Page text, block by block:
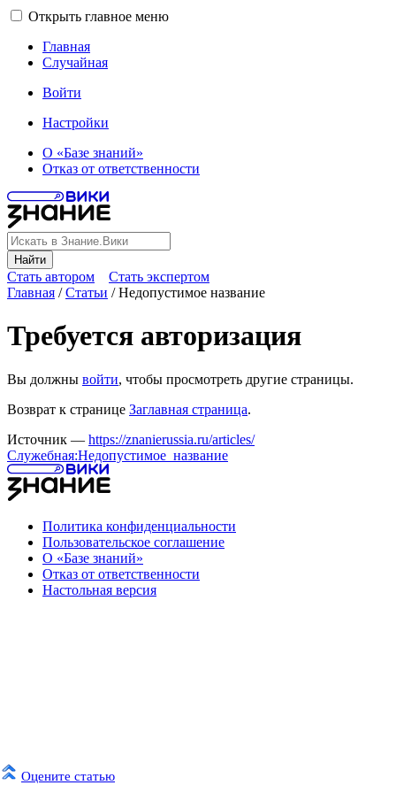
Открыть главное меню
Главная
Случайная
Войти
Настройки
О «Базе знаний»
Отказ от ответственности
Найти
Стать автором Стать экспертом
Оцените статью
Главная /Статьи /Недопустимое название
Требуется авторизация
Вы должны войти, чтобы просмотреть другие страницы.
Возврат к странице Заглавная страница.
Источник — https://znanierussia.ru/articles/
Служебная:Недопустимое_название
Политика конфиденциальности
Пользовательское соглашение
О «Базе знаний»
Отказ от ответственности
Настольная версия